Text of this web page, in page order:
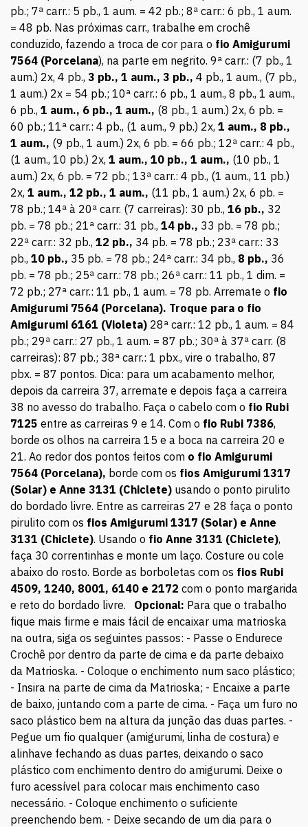
pb.; 7ª carr.: 5 pb., 1 aum. = 42 pb.; 8ª carr.: 6 pb., 1 aum.
= 48 pb. Nas próximas carr., trabalhe em crochê
conduzido, fazendo a troca de cor para o fio Amigurumi
7564 (Porcelana), na parte em negrito. 9ª carr.: (7 pb., 1
aum.) 2x, 4 pb., 3 pb., 1 aum., 3 pb., 4 pb., 1 aum., (7 pb.,
1 aum.) 2x = 54 pb.; 10ª carr.: 6 pb., 1 aum., 8 pb., 1 aum.,
6 pb., 1 aum., 6 pb., 1 aum., (8 pb., 1 aum.) 2x, 6 pb. =
60 pb.; 11ª carr.: 4 pb., (1 aum., 9 pb.) 2x, 1 aum., 8 pb.,
1 aum., (9 pb., 1 aum.) 2x, 6 pb. = 66 pb.; 12ª carr.: 4 pb.,
(1 aum., 10 pb.) 2x, 1 aum., 10 pb., 1 aum., (10 pb., 1
aum.) 2x, 6 pb. = 72 pb.; 13ª carr.: 4 pb., (1 aum., 11 pb.)
2x, 1 aum., 12 pb., 1 aum., (11 pb., 1 aum.) 2x, 6 pb. =
78 pb.; 14ª à 20ª carr. (7 carreiras): 30 pb., 16 pb., 32
pb. = 78 pb.; 21ª carr.: 31 pb., 14 pb., 33 pb. = 78 pb.;
22ª carr.: 32 pb., 12 pb., 34 pb. = 78 pb.; 23ª carr.: 33
pb., 10 pb., 35 pb. = 78 pb.; 24ª carr.: 34 pb., 8 pb., 36
pb. = 78 pb.; 25ª carr.: 78 pb.; 26ª carr.: 11 pb., 1 dim. =
72 pb.; 27ª carr.: 11 pb., 1 aum. = 78 pb. Arremate o fio
Amigurumi 7564 (Porcelana). Troque para o fio
Amigurumi 6161 (Violeta) 28ª carr.: 12 pb., 1 aum. = 84
pb.; 29ª carr.: 27 pb., 1 aum. = 87 pb.; 30ª à 37ª carr. (8
carreiras): 87 pb.; 38ª carr.: 1 pbx., vire o trabalho, 87
pbx. = 87 pontos. Dica: para um acabamento melhor,
depois da carreira 37, arremate e depois faça a carreira
38 no avesso do trabalho. Faça o cabelo com o fio Rubi
7125 entre as carreiras 9 e 14. Com o fio Rubi 7386,
borde os olhos na carreira 15 e a boca na carreira 20 e
21. Ao redor dos pontos feitos com o fio Amigurumi
7564 (Porcelana), borde com os fios Amigurumi 1317
(Solar) e Anne 3131 (Chiclete) usando o ponto pirulito
do bordado livre. Entre as carreiras 27 e 28 faça o ponto
pirulito com os fios Amigurumi 1317 (Solar) e Anne
3131 (Chiclete). Usando o fio Anne 3131 (Chiclete),
faça 30 correntinhas e monte um laço. Costure ou cole
abaixo do rosto. Borde as borboletas com os fios Rubi
4509, 1240, 8001, 6140 e 2172 com o ponto margarida
e reto do bordado livre. Opcional: Para que o trabalho
fique mais firme e mais fácil de encaixar uma matrioska
na outra, siga os seguintes passos: - Passe o Endurece
Crochê por dentro da parte de cima e da parte debaixo
da Matrioska. - Coloque o enchimento num saco plástico;
- Insira na parte de cima da Matrioska; - Encaixe a parte
de baixo, juntando com a parte de cima. - Faça um furo no
saco plástico bem na altura da junção das duas partes. -
Pegue um fio qualquer (amigurumi, linha de costura) e
alinhave fechando as duas partes, deixando o saco
plástico com enchimento dentro do amigurumi. Deixe o
furo acessível para colocar mais enchimento caso
necessário. - Coloque enchimento o suficiente
preenchendo bem. - Deixe secando de um dia para o